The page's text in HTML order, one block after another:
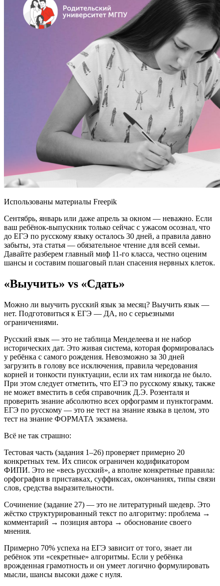
Использованы материалы Freepik
Сентябрь, январь или даже апрель за окном — неважно. Если
ваш ребёнок-выпускник только сейчас с ужасом осознал, что
до ЕГЭ по русскому языку осталось 30 дней, а правила давно
забыты, эта статья — обязательное чтение для всей семьи.
Давайте разберем главный миф 11-го класса, честно оценим
шансы и составим пошаговый план спасения нервных клеток.
«Выучить» vs «Сдать»
Можно ли выучить русский язык за месяц? Выучить язык —
нет. Подготовиться к ЕГЭ — ДА, но с серьезными
ограничениями.
Русский язык — это не таблица Менделеева и не набор
исторических дат. Это живая система, которая формировалась
у ребёнка с самого рождения. Невозможно за 30 дней
загрузить в голову все исключения, правила чередования
корней и тонкости пунктуации, если их там никогда не было.
При этом следует отметить, что ЕГЭ по русскому языку, также
не может вместить в себя справочник Д.Э. Розенталя и
проверить знание абсолютно всех орфограмм и пунктограмм.
ЕГЭ по русскому — это не тест на знание языка в целом, это
тест на знание ФОРМАТА экзамена.
Всё не так страшно:
Тестовая часть (задания 1–26) проверяет примерно 20
конкретных тем. Их список ограничен кодификатором
ФИПИ. Это не «весь русский», а вполне конкретные правила:
орфография в приставках, суффиксах, окончаниях, типы связи
слов, средства выразительности.
Сочинение (задание 27) — это не литературный шедевр. Это
жёстко структурированный текст по алгоритму: проблема →
комментарий → позиция автора → обоснование своего
мнения.
Примерно 70% успеха на ЕГЭ зависит от того, знает ли
ребёнок эти «секретные» алгоритмы. Если у ребёнка
врожденная грамотность и он умеет логично формулировать
мысли, шансы высоки даже с нуля.